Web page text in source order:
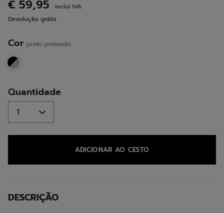
Link
€ 59,95
inclui IVA
Devolução grátis
Cor preto prateado
selected
Quantidade
ADICIONAR AO CESTO
DESCRIÇÃO